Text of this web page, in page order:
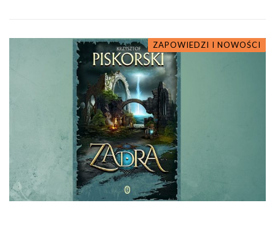
ZAPOWIEDZI I NOWOŚCI